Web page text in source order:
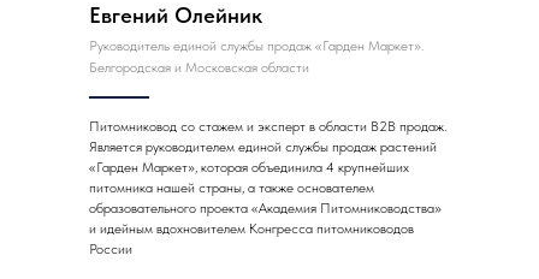
Евгений Олейник
Руководитель единой службы продаж «Гарден Маркет».
Белгородская и Московская области
Питомниковод со стажем и эксперт в области B2B продаж.
Является руководителем единой службы продаж растений
«Гарден Маркет», которая объединила 4 крупнейших
питомника нашей страны, а также основателем
образовательного проекта «Академия Питомниководства»
и идейным вдохновителем Конгресса питомниководов
России